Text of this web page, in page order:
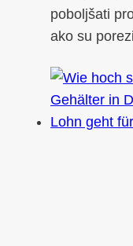
poboljšati
ako su